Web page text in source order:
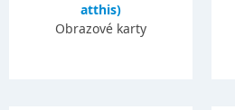
atthis)
Obrazové karty